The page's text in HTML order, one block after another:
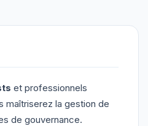
et professionnels
maîtriserez la gestion de
de gouvernance.